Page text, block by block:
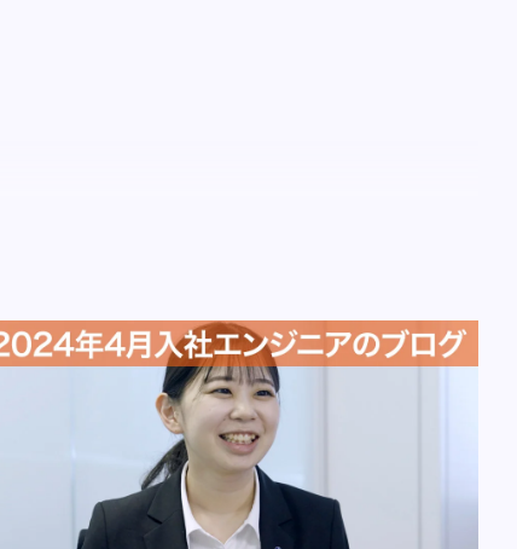
#ビッグデータ
#その後を追う #ワークライフバランス